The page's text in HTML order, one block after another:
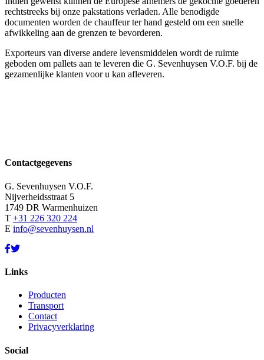
rechtstreeks bij onze pakstations verladen. Alle benodigde
documenten worden de chauffeur ter hand gesteld om een snelle
afwikkeling aan de grenzen te bevorderen.
Exporteurs van diverse andere levensmiddelen wordt de ruimte
geboden om pallets aan te leveren die G. Sevenhuysen V.O.F. bij de
gezamenlijke klanten voor u kan afleveren.
Contactgegevens
G. Sevenhuysen V.O.F.
Nijverheidsstraat 5
1749 DR Warmenhuizen
T +31 226 320 224
E info@sevenhuysen.nl
Links
Producten
Transport
Contact
Privacyverklaring
Social